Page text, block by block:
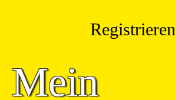
Registrieren
Mein